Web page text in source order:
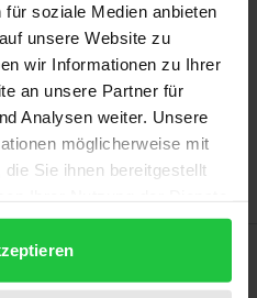
soziale Medien anbieten
unsere Website zu
wir Informationen zu Ihrer
an unsere Partner für
Analysen weiter. Unsere
möglicherweise mit
Sie ihnen bereitgestellt
Warenkorb